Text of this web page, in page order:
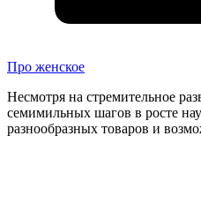
Про женское
Несмотря на стремительное
семимильных шагов в росте
разнообразных товаров и